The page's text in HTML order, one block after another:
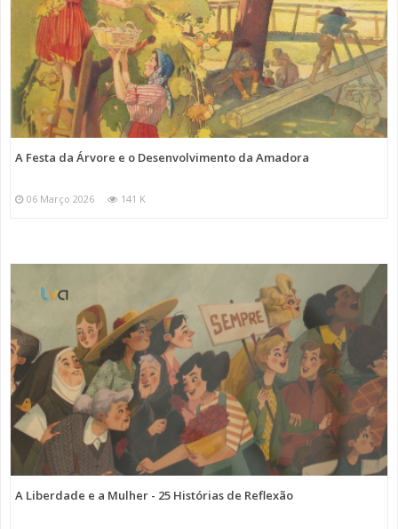
A Festa da Árvore e o Desenvolvimento da Amadora
06 Março 2026 141 K
A Liberdade e a Mulher - 25 Histórias de Reflexão